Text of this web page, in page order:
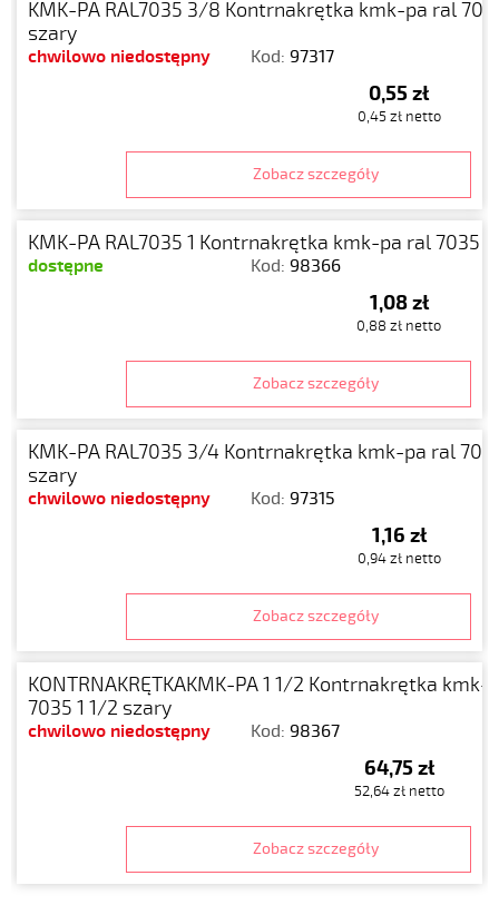
KMK-PA RAL7035 3/8 Kontrnakrętka kmk-pa ral
szary
chwilowo niedostępny Kod: 97317
0,55 zł
0,45 zł netto
Zobacz szczegóły
KMK-PA RAL7035 1 Kontrnakrętka kmk-pa ral 7035 1
dostępne Kod: 98366
1,08 zł
0,88 zł netto
Zobacz szczegóły
KMK-PA RAL7035 3/4 Kontrnakrętka kmk-pa ral
szary
chwilowo niedostępny Kod: 97315
1,16 zł
0,94 zł netto
Zobacz szczegóły
KONTRNAKRĘTKAKMK-PA 1 1/2 Kontrnakrętka kmk-
7035 1 1/2 szary
chwilowo niedostępny Kod: 98367
64,75 zł
52,64 zł netto
Zobacz szczegóły